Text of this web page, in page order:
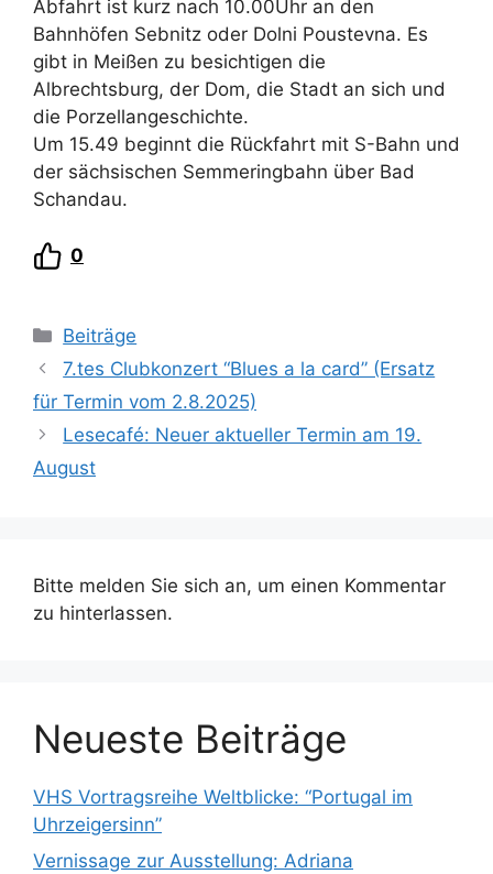
Abfahrt ist kurz nach 10.00Uhr an den
Bahnhöfen Sebnitz oder Dolni Poustevna. Es
gibt in Meißen zu besichtigen die
Albrechtsburg, der Dom, die Stadt an sich und
die Porzellangeschichte.
Um 15.49 beginnt die Rückfahrt mit S-Bahn und
der sächsischen Semmeringbahn über Bad
Schandau.
0
Kategorien
Beiträge
7.tes Clubkonzert “Blues a la card” (Ersatz
für Termin vom 2.8.2025)
Lesecafé: Neuer aktueller Termin am 19.
August
Bitte melden Sie sich an, um einen Kommentar
zu hinterlassen.
Neueste Beiträge
VHS Vortragsreihe Weltblicke: “Portugal im
Uhrzeigersinn”
Vernissage zur Ausstellung: Adriana